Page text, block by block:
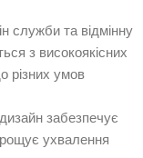
служби та відмінну
з високоякісних
різних умов
забезпечує
ухвалення